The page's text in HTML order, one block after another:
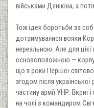
військами Денікіна, а
Тож ідея боротьби за
дотримувалися вояки
нереальною. Але для цієї
основоположною —
що в роки Першої
згодом після
частину армії УНР.
на чолі з командиром